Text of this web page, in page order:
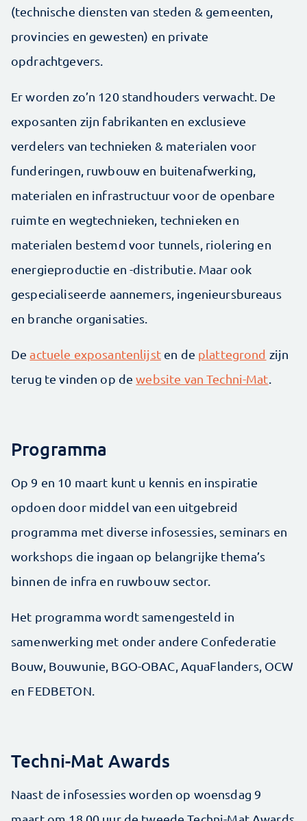
(technische diensten van steden & gemeenten,
provincies en gewesten) en private
opdrachtgevers.
Er worden zo’n 120 standhouders verwacht. De
exposanten zijn fabrikanten en exclusieve
verdelers van technieken & materialen voor
funderingen, ruwbouw en buitenafwerking,
materialen en infrastructuur voor de openbare
ruimte en wegtechnieken, technieken en
materialen bestemd voor tunnels, riolering en
energieproductie en -distributie. Maar ook
gespecialiseerde aannemers, ingenieursbureaus
en branche organisaties.
Deactuele exposantenlijsten de plattegrond zijn
terug te vinden op dewebsite van Techni-Mat
Programma
Op 9 en 10 maart kunt u kennis en inspiratie
opdoen door middel van een uitgebreid
programma met diverse infosessies, seminars en
workshops die ingaan op belangrijke thema’s
binnen de infra en ruwbouw sector.
Het programma wordt samengesteld in
samenwerking met onder andere Confederatie
Bouw, Bouwunie, BGO-OBAC, AquaFlanders, OCW
en FEDBETON.
Techni-Mat Awards
Naast de infosessies worden op woensdag 9